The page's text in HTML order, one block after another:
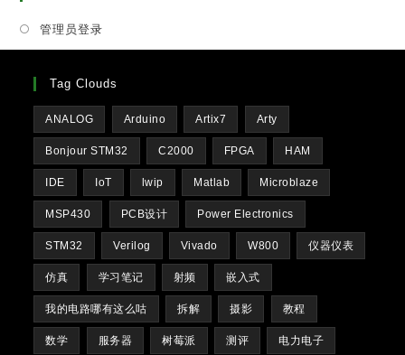
管理员登录
Tag Clouds
ANALOG Arduino Artix7 Arty
Bonjour STM32 C2000 FPGA HAM
IDE IoT lwip Matlab Microblaze
MSP430 PCB设计 Power Electronics
STM32 Verilog Vivado W800 仪器仪表
仿真 学习笔记 射频 嵌入式
我的电路哪有这么咕 拆解 摄影 教程
数学 服务器 树莓派 测评 电力电子